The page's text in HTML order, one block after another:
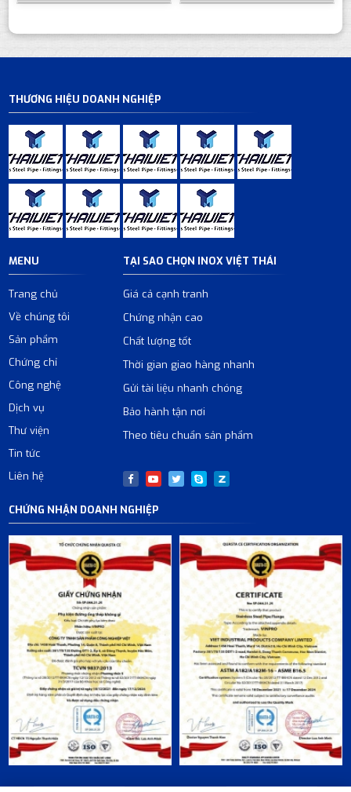
THƯƠNG HIỆU DOANH NGHIỆP
MENU
Trang chủ
Về chúng tôi
Sản phẩm
Chứng chỉ
Công nghệ
Dịch vụ
Thư viện
Tin tức
Liên hệ
TẠI SAO CHỌN INOX VIỆT THÁI
Giá cả cạnh tranh
Chứng nhận cao
Chất lượng tốt
Thời gian giao hàng nhanh
Gửi tài liệu nhanh chóng
Bảo hành tận nơi
Theo tiêu chuẩn sản phẩm
CHỨNG NHẬN DOANH NGHIỆP